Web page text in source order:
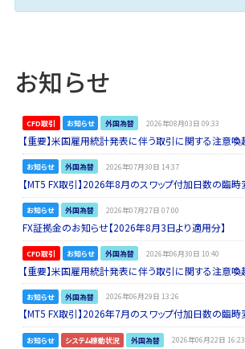
お知らせ
CFD取引 お知らせ 外国為替 2026年08月03日 09:33
【重要】米国雇用統計発表に伴う取引に関する注意喚
お知らせ 外国為替 2026年07月30日 14:37
【MT5 FX取引】2026年8月のスワップ付加日数の臨時
お知らせ 外国為替 2026年07月27日 07:00
FX証拠金のお知らせ【2026年8月3日より適用分】
CFD取引 お知らせ 外国為替 2026年06月30日 10:40
【重要】米国雇用統計発表に伴う取引に関する注意喚
お知らせ 外国為替 2026年06月29日 13:26
【MT5 FX取引】2026年7月のスワップ付加日数の臨時
お知らせ システム稼動状況 外国為替 2026年06月22日 16:23